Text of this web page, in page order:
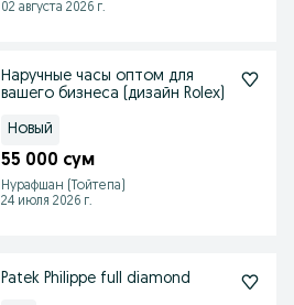
02 августа 2026 г.
Наручные часы оптом для
вашего бизнеса (дизайн Rolex)
Новый
55 000 сум
Нурафшан (Тойтепа)
24 июля 2026 г.
Patek Philippe full diamond